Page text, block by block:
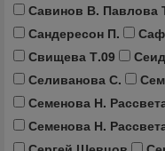
Савинов В. Павлова
Сандересон П.
Свищева Т.09
Селиванова С.
Семенова Н.
Семенова Н.